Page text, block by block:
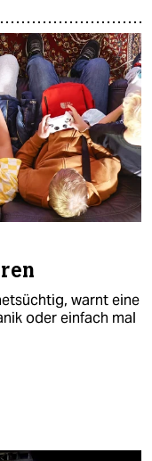
warnt eine
oder einfach mal